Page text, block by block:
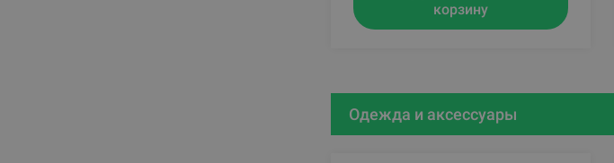
корзину
Одежда и аксессуары